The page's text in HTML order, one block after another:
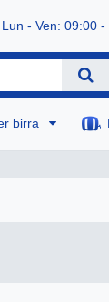
- Ven: 09:00 -
birra